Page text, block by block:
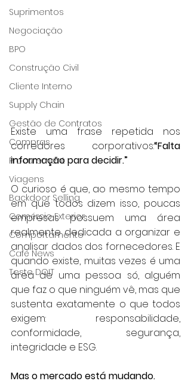
Suprimentos
Negociação
BPO
Construção Civil
Cliente Interno
Supply Chain
Gestão de Contratos
Compras
Procurement
Viagens
Backdoor Selling
Comércio Exterior
Comportamento
Café News
Teste DOIT
Existe uma frase repetida nos
corredores corporativos:“Falta
informação para decidir.”
O curioso é que, ao mesmo tempo
em que todos dizem isso, poucas
empresas possuem uma área
realmente dedicada a organizar e
analisar dados dos fornecedores. E
quando existe, muitas vezes é uma
área de uma pessoa só, alguém
que faz o que ninguém vê, mas que
sustenta exatamente o que todos
exigem: responsabilidade,
conformidade, segurança,
integridade e ESG.
Mas o mercado está mudando.